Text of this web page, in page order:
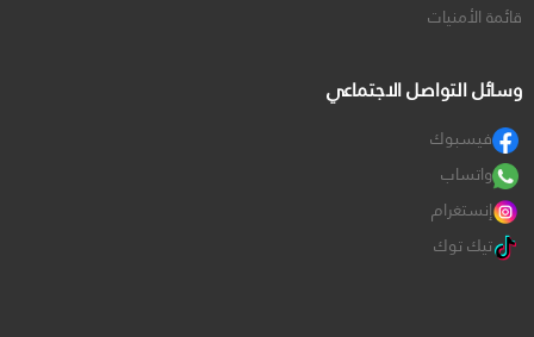
قائمة الأمنيات
وسائل التواصل الاجتماعي
فيسبوك
واتساب
إنستغرام
تيك توك